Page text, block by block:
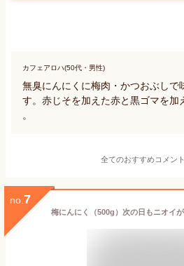
カフェアロハ(50代・男性)
無臭にんにくに梅肉・かつおぶしで
す。赤じそを加えた赤と黒ゴマを加
。
全てのおすすめコメント
no. 7